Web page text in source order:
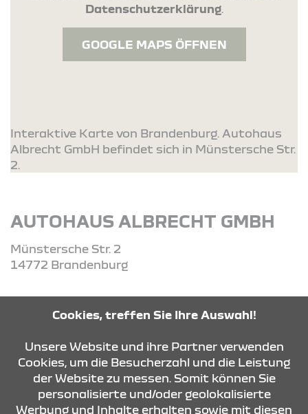
Datenschutzerklärung.
GOOGLE MAPS ÖFFNEN
Interaktive Karte von Brandenburg. Autohaus
Albrecht GmbH befindet sich in Münstersche Str.
2.
AUTOHAUS ALBRECHT GMBH
Münstersche Str. 2
14772 Brandenburg
ROUTE PLANEN
ANFRAGE SENDEN
Cookies, treffen Sie Ihre Auswahl!
Unsere Website und ihre Partner verwenden
Cookies, um die Besucherzahl und die Leistung
der Website zu messen. Somit können Sie
personalisierte und/oder geolokalisierte
Werbung und Inhalte erhalten sowie mit diesen